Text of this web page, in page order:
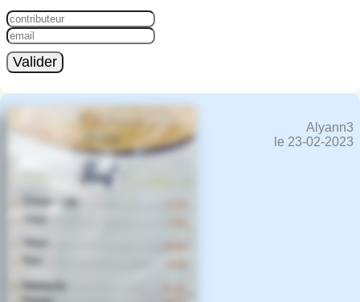
Valider
Alyann3
le 23-02-2023